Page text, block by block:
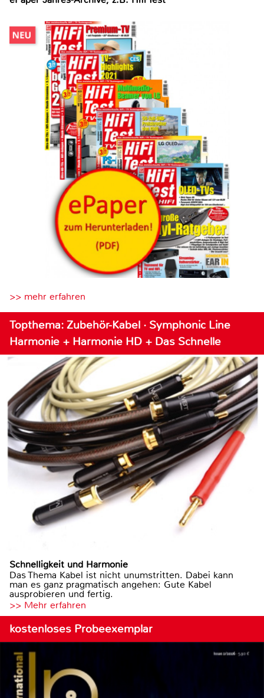
>> mehr erfahren
Topthema: Zubehör-Kabel · Symphonic Line
Harmonie + Harmonie HD + Das Schnelle
Schnelligkeit und Harmonie
Das Thema Kabel ist nicht unumstritten. Dabei kann
man es ganz pragmatisch angehen: Gute Kabel
ausprobieren und fertig.
>> Mehr erfahren
kostenloses Probeexemplar